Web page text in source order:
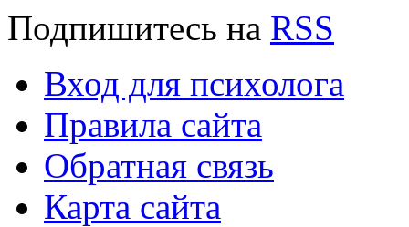
Подпишитесь на RSS
Вход для психолога
Правила сайта
Обратная связь
Карта сайта